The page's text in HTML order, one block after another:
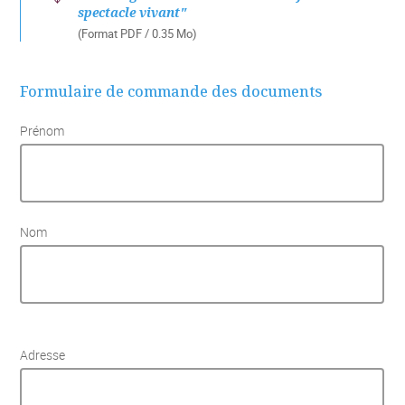
spectacle vivant"
(Format PDF / 0.35 Mo)
Formulaire de commande des documents
Prénom
Nom
Adresse
Adresse